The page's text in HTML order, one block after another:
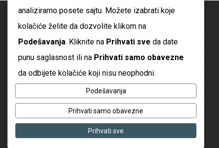
Blog
O nama
Česta pitanja
Kontakt
Politika privatnosti
analiziramo posete sajtu. Možete izabrati koje
kolačiće želite da dozvolite klikom na
Podešavanja. Kliknite na Prihvati sve da date
punu saglasnost ili na Prihvati samo obavezne
da odbijete kolačiće koji nisu neophodni.
Podešavanja
Prihvati samo obavezne
Prihvati sve